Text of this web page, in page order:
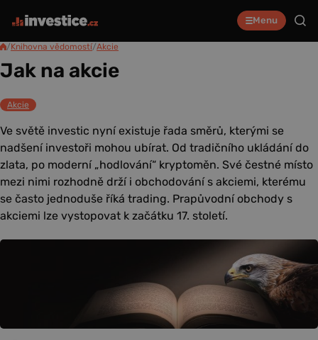
Menu
/Knihovna vědomostí/Akcie
Jak na akcie
Akcie
Ve světě investic nyní existuje řada směrů, kterými se
nadšení investoři mohou ubírat. Od tradičního ukládání do
zlata, po moderní „hodlování“ kryptoměn. Své čestné místo
mezi nimi rozhodně drží i obchodování s akciemi, kterému
se často jednoduše říká trading. Prapůvodní obchody s
akciemi lze vystopovat k začátku 17. století.